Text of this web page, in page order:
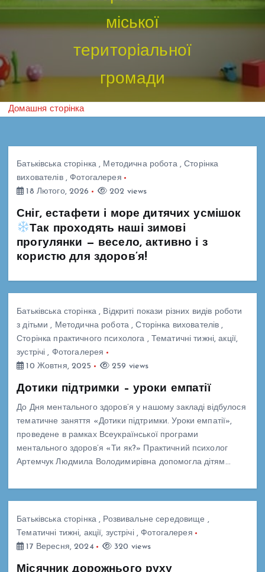
міської
територіальної
громади
Домашня сторінка
Батьківська сторінка, Методична робота,Сторінка
вихователів,Фотогалерея
18 Лютого, 2026
202 views
Сніг, естафети і море дитячих усмішок
Так проходять наші зимові
прогулянки — весело, активно і з
користю для здоров’я!
Батьківська сторінка, Відкриті покази різних видів роботи
з дітьми , Методична робота ,Сторінка вихователів ,
Сторінка практичного психолога , Тематичні тижні, акції,
зустрічі , Фотогалерея
10 Жовтня, 2025
259 views
Дотики підтримки – уроки емпатії
До Дня ментального здоров’я у нашому закладі відбулося
тематичне заняття «Дотики підтримки. Уроки емпатії»,
проведене в рамках Всеукраїнської програми
ментального здоров’я «Ти як?» Практичний психолог
Артемчук Людмила Володимирівна допомогла дітям…
Батьківська сторінка, Розвивальне середовище ,
Тематичні тижні, акції, зустрічі,Фотогалерея
17 Вересня, 2024
320 views
Місячник дорожнього руху